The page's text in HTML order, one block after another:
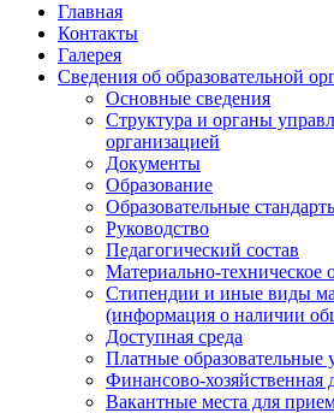
Главная
Контакты
Галерея
Сведения об образовательной
Основные сведения
Структура и органы
организацией
Документы
Образование
Образовательные
Руководство
Педагогический состав
Материально-техническое
Стипендии и иные виды
(информация о наличии
Доступная среда
Платные образовательные
Финансово-хозяйственная
Вакантные места для